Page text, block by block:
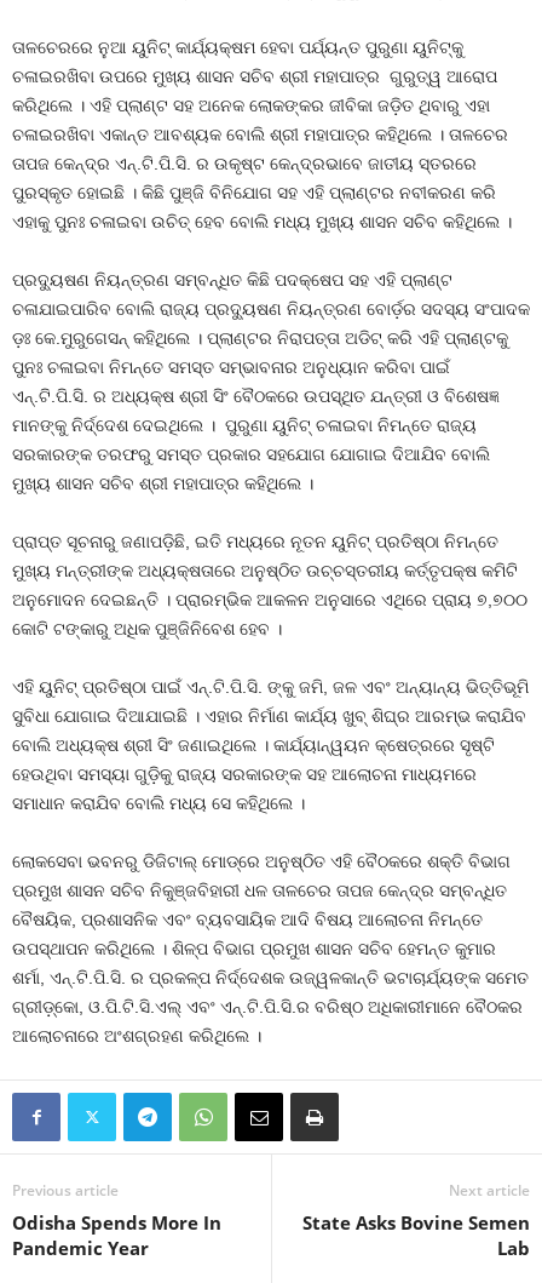
ତାଳଚେରରେ ନୁଆ ୟୁନିଟ୍‌ କାର୍ଯ୍ୟକ୍ଷମ ହେବା ପର୍ଯ୍ୟନ୍ତ ପୁରୁଣା ୟୁନିଟ୍‌କୁ
ଚଳାଇରଖିବା ଉପରେ ମୁଖ୍ୟ ଶାସନ ସଚିବ ଶ୍ରୀ ମହାପାତ୍ର ଗୁରୁତ୍ୱ ଆରୋପ
କରିଥିଲେ । ଏହି ପ୍ଲାଣ୍ଟ ସହ ଅନେକ ଲୋକଙ୍କର ଜୀବିକା ଜଡ଼ିତ ଥିବାରୁ ଏହା
ଚଳାଇରଖିବା ଏକାନ୍ତ ଆବଶ୍ୟକ ବୋଲି ଶ୍ରୀ ମହାପାତ୍ର କହିଥିଲେ । ତାଳଚେର
ତାପଜ କେନ୍ଦ୍ର ଏନ୍‌.ଟି.ପି.ସି. ର ଉକୃ​‌ଷ୍ଟ କେନ୍ଦ୍ରଭାବେ ଜାତୀୟ ସ୍ତରରେ
ପୁରସ୍କୃତ ହୋଇଛି । କିଛି ପୁଞ୍ଜି ବିନିଯୋଗ ସହ ଏହି ପ୍ଲାଣ୍ଟର ନବୀକରଣ କରି
ଏହାକୁ ପୁନଃ ଚଳାଇବା ଉଚିତ୍‌ ହେବ ବୋଲି ମଧ୍ୟ ମୁଖ୍ୟ ଶାସନ ସଚିବ କହିଥିଲେ ।
ପ୍ରଦ୍ୟୁଷଣ ନିୟନ୍ତ୍ରଣ ସମ୍ବନ୍ଧିତ କିଛି ପଦକ୍ଷେପ ସହ ଏହି ପ୍ଲାଣ୍ଟ
ଚଳାଯାଇପାରିବ ବୋଲି ରାଜ୍ୟ ପ୍ରଦ୍ୟୁଷଣ ନିୟନ୍ତ୍ରଣ ବୋର୍ଡ଼ର ସଦସ୍ୟ ସଂପାଦକ
ଡ଼ଃ କେ.ମୁରୁଗେସନ୍‌ କହିଥିଲେ । ପ୍ଲାଣ୍ଟର ନିରାପତ୍ତା ଅଡିଟ୍‌ କରି ଏହି ପ୍ଲାଣ୍ଟକୁ
ପୁନଃ ଚଳାଇବା ନିମନ୍ତେ ସମସ୍ତ ସମ୍ଭାବନାର ଅନୁଧ୍ୟାନ କରିବା ପାଇଁ
ଏନ୍‌.ଟି.ପି.ସି. ର ଅଧ୍ୟକ୍ଷ ଶ୍ରୀ ସିଂ ବୈଠକରେ ଉପସ୍ଥିତ ଯନ୍ତ୍ରୀ ଓ ବିଶେଷଜ୍ଞ
ମାନଙ୍କୁ ନିର୍ଦ୍ଦେଶ ଦେଇଥିଲେ । ପୁରୁଣା ୟୁନିଟ୍ ଚଳାଇବା ନିମନ୍ତେ ରାଜ୍ୟ
ସରକାରଙ୍କ ତରଫରୁ ସମସ୍ତ ପ୍ରକାର ସହଯୋଗ ଯୋଗାଇ ଦିଆଯିବ ବୋଲି
ମୁଖ୍ୟ ଶାସନ ସଚିବ ଶ୍ରୀ ମହାପାତ୍ର କହିଥିଲେ ।
ପ୍ରାପ୍ତ ସୂଚନାରୁ ଜଣାପଡ଼ିଛି, ଇତି ମଧ୍ୟରେ ନୂତନ ୟୁନିଟ୍‌ ପ୍ରତିଷ୍ଠା ନିମନ୍ତେ
ମୁଖ୍ୟ ମନ୍ତ୍ରୀଙ୍କ ଅଧ୍ୟକ୍ଷତାରେ ଅନୁଷ୍ଠିତ ଉଚ୍ଚସ୍ତରୀୟ କର୍ତ୍ତୃପକ୍ଷ କମିଟି
ଅନୁମୋଦନ ଦେଇଛନ୍ତି । ପ୍ରାରମ୍ଭିକ ଆକଳନ ଅନୁସାରେ ଏଥିରେ ପ୍ରାୟ ୭,୭୦୦
କୋଟି ଟଙ୍କାରୁ ଅଧିକ ପୁଞ୍ଜିନିବେଶ ହେବ ।
ଏହି ୟୁନିଟ୍‌ ପ୍ରତିଷ୍ଠା ପାଇଁ ଏନ୍‌.ଟି.ପି.ସି. ଙ୍କୁ ଜମି, ଜଳ ଏବଂ ଅନ୍ୟାନ୍ୟ ଭିତ୍ତିଭୂମି
ସୁବିଧା ଯୋଗାଇ ଦିଆଯାଇଛି । ଏହାର ନିର୍ମାଣ କାର୍ଯ୍ୟ ଖୁବ୍‌ ଶିଘ୍ର ଆରମ୍ଭ କରାଯିବ
ବୋଲି ଅଧ୍ୟକ୍ଷ ଶ୍ରୀ ସିଂ ଜଣାଇଥିଲେ । କାର୍ଯ୍ୟାନ୍ୱୟନ କ୍ଷେତ୍ରରେ ସୃଷ୍ଟି
ହେଉଥିବା ସମସ୍ୟା ଗୁଡ଼ିକୁ ରାଜ୍ୟ ସରକାରଙ୍କ ସହ ଆଲୋଚନା ମାଧ୍ୟମରେ
ସମାଧାନ କରାଯିବ ବୋଲି ମଧ୍ୟ ସେ କହିଥିଲେ ।
ଲୋକସେବା ଭବନରୁ ଡିଜିଟାଲ୍‌ ମୋଡ୍‌ରେ ଅନୁଷ୍ଠିତ ଏହି ବୈଠକରେ ଶକ୍ତି ବିଭାଗ
ପ୍ରମୁଖ ଶାସନ ସଚିବ ନିକୁଞ୍ଜବିହାରୀ ଧଳ ତାଳଚେର ତାପଜ କେନ୍ଦ୍ର ସମ୍ବନ୍ଧିତ
ବୈଷୟିକ, ପ୍ରଶାସନିକ ଏବଂ ବ୍ୟବସାୟିକ ଆଦି ବିଷୟ ଆଲୋଚନା ନିମନ୍ତେ
ଉପସ୍ଥାପନ କରିଥିଲେ । ଶିଳ୍ପ ବିଭାଗ ପ୍ରମୁଖ ଶାସନ ସଚିବ ହେମନ୍ତ କୁମାର
ଶର୍ମା, ଏନ୍‌.ଟି.ପି.ସି. ର ପ୍ରକଳ୍ପ ନିର୍ଦ୍ଦେଶକ ଉଜ୍ୱଳକାନ୍ତି ଭଟାଚାର୍ଯ୍ୟଙ୍କ ସମେତ
ଗ୍ରୀଡ଼୍‌କୋ, ଓ.ପି.ଟି.ସି.ଏଲ୍‌ ଏବଂ ଏନ୍‌.ଟି.ପି.ସି.ର ବରିଷ୍ଠ ଅଧିକାରୀମାନେ ବୈଠକର
ଆଲୋଚନାରେ ଅଂଶଗ୍ରହଣ କରିଥିଲେ ।
Previous article
Odisha Spends More In
Pandemic Year
Next article
State Asks Bovine Semen
Lab